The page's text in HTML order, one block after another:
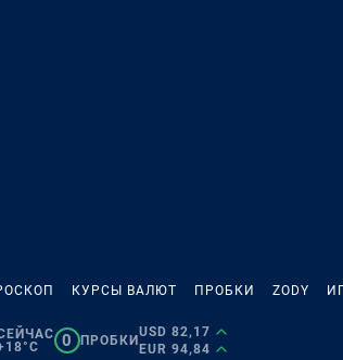
КУРСЫ ВАЛЮТ ПРОБКИ ZODY
0 ПРОБКИ
USD 82,17
EUR 94,84